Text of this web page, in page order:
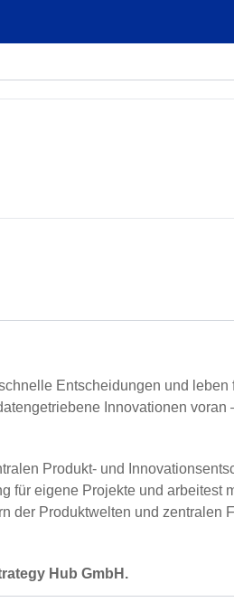
Entscheidungen und leben
Innovationen voran
Produkt- und
für eigene Projekte und arbeitest
der Produktwelten und zentralen
Hub GmbH.